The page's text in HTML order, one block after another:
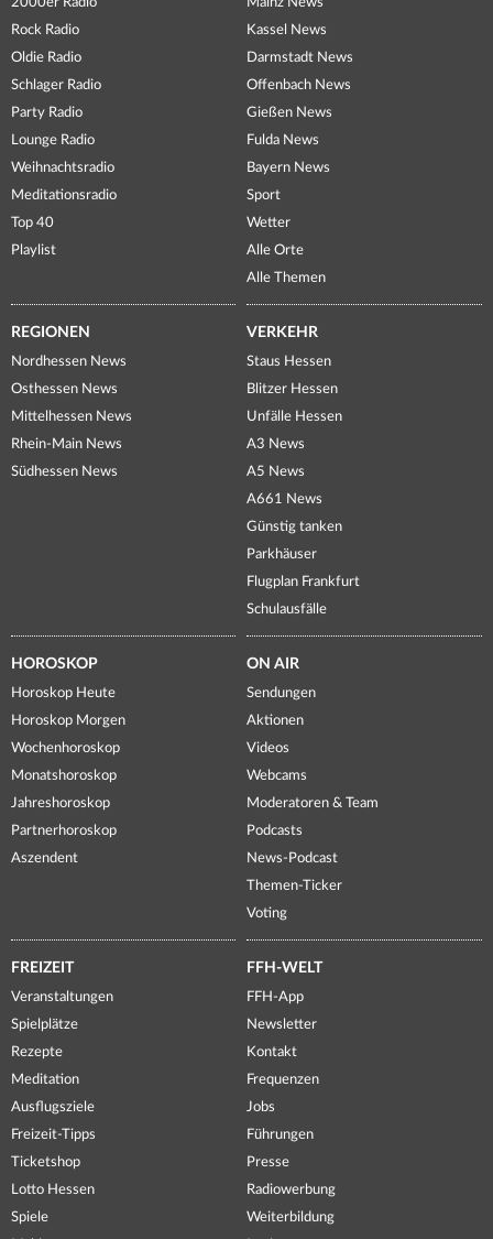
2000er Radio
Rock Radio
Oldie Radio
Schlager Radio
Party Radio
Lounge Radio
Weihnachtsradio
Meditationsradio
Top 40
Playlist
Mainz News
Kassel News
Darmstadt News
Offenbach News
Gießen News
Fulda News
Bayern News
Sport
Wetter
Alle Orte
Alle Themen
REGIONEN
Nordhessen News
Osthessen News
Mittelhessen News
Rhein-Main News
Südhessen News
VERKEHR
Staus Hessen
Blitzer Hessen
Unfälle Hessen
A3 News
A5 News
A661 News
Günstig tanken
Parkhäuser
Flugplan Frankfurt
Schulausfälle
HOROSKOP
Horoskop Heute
Horoskop Morgen
Wochenhoroskop
Monatshoroskop
Jahreshoroskop
Partnerhoroskop
Aszendent
ON AIR
Sendungen
Aktionen
Videos
Webcams
Moderatoren & Team
Podcasts
News-Podcast
Themen-Ticker
Voting
FREIZEIT
Veranstaltungen
Spielplätze
Rezepte
Meditation
Ausflugsziele
Freizeit-Tipps
Ticketshop
Lotto Hessen
Spiele
FFH-WELT
FFH-App
Newsletter
Kontakt
Frequenzen
Jobs
Führungen
Presse
Radiowerbung
Weiterbildung